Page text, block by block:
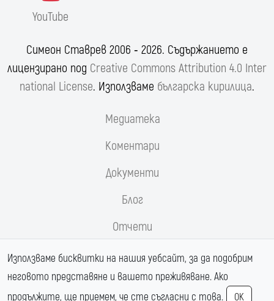
YouTube
Симеон Ставрев 2006 ‐ 2026. Съдържанието е
лицензирано под Creative Commons Attribution 4.0 Inter
national License. Използваме българска кирилица.
Медиатека
Коментари
Документи
Блог
Отчети
Реформи.орг
Магистрала Хемус
Използваме бисквитки на нашия уебсайт, за да подобрим
неговото представяне и вашето преживяване. Ако
продължите, ще приемем, че сте съгласни с това.
OK